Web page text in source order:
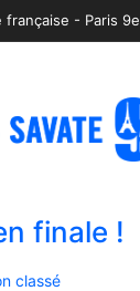
française - Paris 9e
finale !
classé